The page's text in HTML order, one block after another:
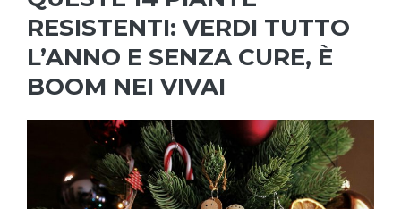
RESISTENTI: VERDI TUTTO
L’ANNO E SENZA CURE, È
BOOM NEI VIVAI